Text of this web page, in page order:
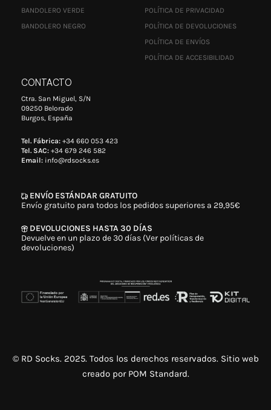
BANDOLERO VERDE
BANDOLERO NEGRO
POLÍTICA DE PRIVACIDAD
POLÍTICA DE DEVOLUCIONES
POLÍTICA DE ENVÍOS
POLÍTICA DE ACCESIBILIDAD
CONTACTO
Ctra. San Miguel, S/N
09250 Belorado
Burgos, España
Tel. Fábrica: +34 660 053 423
Tel. SAC: +34 679 246 582
Email: info@rdsocks.es
ENVÍO ESTÁNDAR GRATUITO
Envío gratuito para todos los pedidos superiores a 29,95€
DEVOLUCIONES HASTA 30 DÍAS
Devuelve en un plazo de 30 días (Ver políticas de
devoluciones)
© RD Socks. 2025. Todos los derechos reservados. Sitio web
creado por POM Standard.